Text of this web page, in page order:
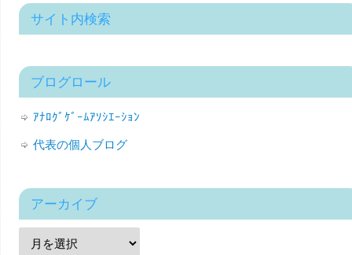
サイト内検索
ブログロール
ｱﾅﾛｸﾞｹﾞｰﾑｱｿｼｴｰｼｮﾝ
代表の個人ブログ
アーカイブ